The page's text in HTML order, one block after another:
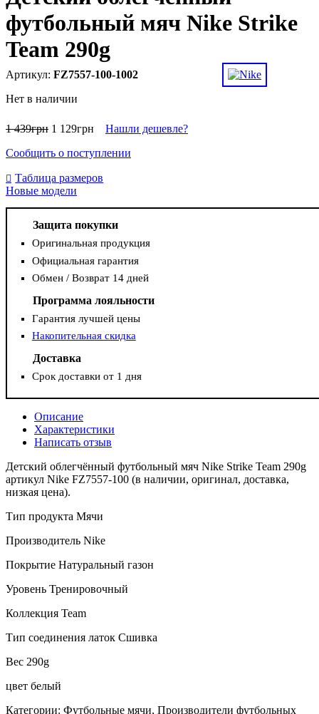
футбольный мяч Nike Strike
Team 290g
FZ7557-100-1002
Нет в наличии
1 439грн 1 129грн
Нашли дешевле?
Сообщить о поступлении
Таблица размеров
Новые модели
Защита покупки
Оригинальная продукция
Официальная гарантия
Обмен / Возврат 14 дней
Программа лояльности
Гарантия лучшей цены
Накопительная скидка
Доставка
Срок доставки от 1 дня
Описание
Характеристики
Написать отзыв
Детский облегчённый футбольный мяч Nike Strike Team 290g
артикул Nike FZ7557-100 (в наличии, оригинал, доставка,
низкая цена).
Тип продукта Мячи
Производитель Nike
Покрытие Натуральный газон
Уровень Тренировочный
Коллекция Team
Тип соединения латок Сшивка
Вес 290g
цвет белый
Категории: Футбольные мячи, Производители футбольных